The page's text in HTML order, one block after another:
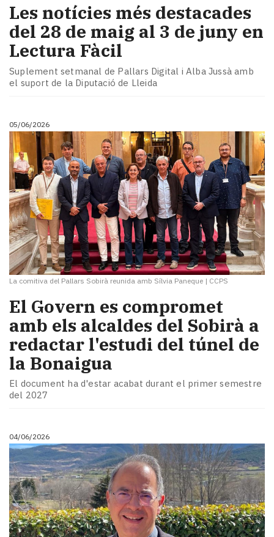
Les notícies més destacades
del 28 de maig al 3 de juny en
Lectura Fàcil
Suplement setmanal de Pallars Digital i Alba Jussà amb
el suport de la Diputació de Lleida
05/06/2026
La comitiva del Pallars Sobirà reunida amb Sílvia Paneque | CCPS
El Govern es compromet
amb els alcaldes del Sobirà a
redactar l'estudi del túnel de
la Bonaigua
El document ha d'estar acabat durant el primer semestre
del 2027
04/06/2026